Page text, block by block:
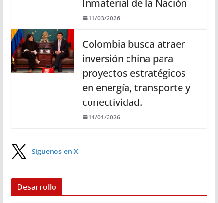
Inmaterial de la Nación
11/03/2026
Colombia busca atraer
inversión china para
proyectos estratégicos
en energía, transporte y
conectividad.
14/01/2026
Síguenos en X
Desarrollo